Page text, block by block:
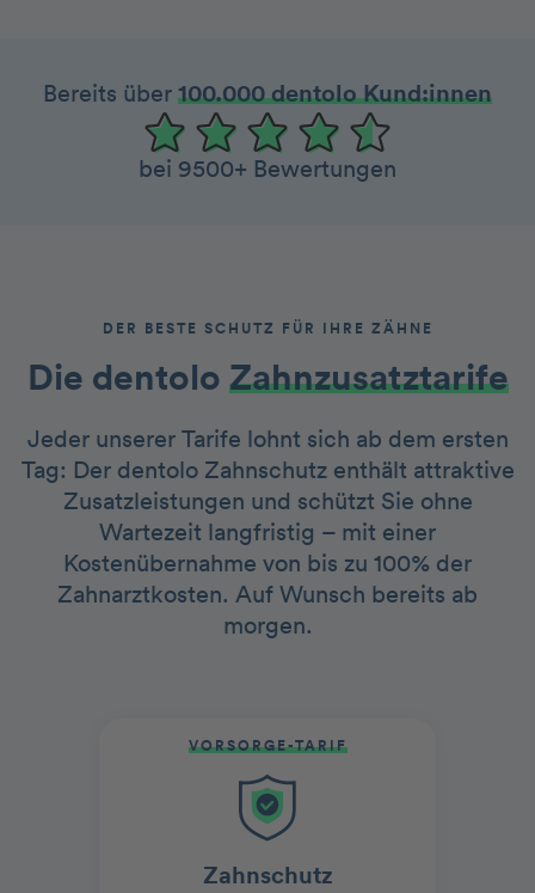
Bereits über 100.000 dentolo Kund:innen
bei 9500+ Bewertungen
DER BESTE SCHUTZ FÜR IHRE ZÄHNE
Die dentolo­­ Zah nzusatztarife
Jeder unserer Tarife lohnt sich ab dem ersten
Tag: Der dentolo Zahnschutz enthält attraktive
Zusatzleistungen und schützt Sie ohne
Wartezeit langfristig – mit einer
Kostenübernahme von bis zu 100% der
Zahnarztkosten. Auf Wunsch bereits ab
morgen.
VORSORGE-TARIF
Zahnschutz